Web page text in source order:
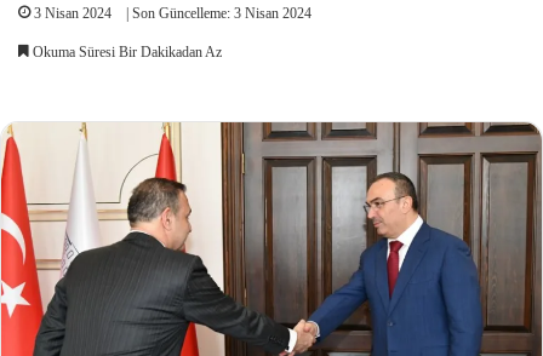
3 Nisan 2024 | Son Güncelleme: 3 Nisan 2024
Okuma Süresi Bir Dakikadan Az